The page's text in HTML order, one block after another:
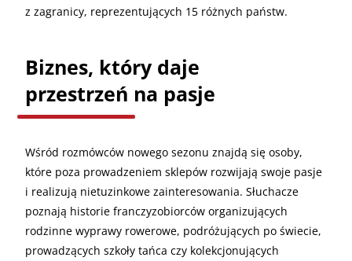
z zagranicy, reprezentujących 15 różnych państw.
Biznes, który daje
przestrzeń na pasje
Wśród rozmówców nowego sezonu znajdą się osoby,
które poza prowadzeniem sklepów rozwijają swoje pasje
i realizują nietuzinkowe zainteresowania. Słuchacze
poznają historie franczyzobiorców organizujących
rodzinne wyprawy rowerowe, podróżujących po świecie,
prowadzących szkoły tańca czy kolekcjonujących